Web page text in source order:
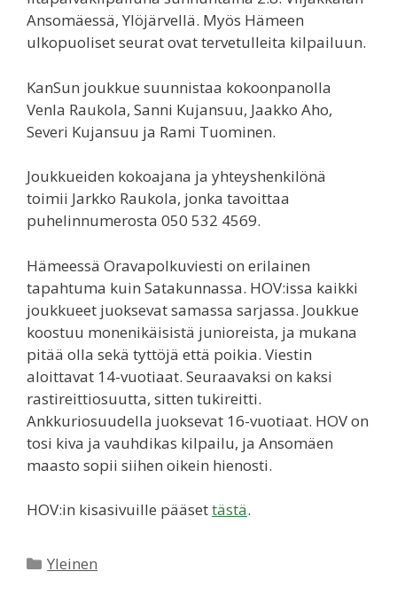
Ansomäessä, Ylöjärvellä. Myös Hämeen
ulkopuoliset seurat ovat tervetulleita kilpailuun.
KanSun joukkue suunnistaa kokoonpanolla
Venla Raukola, Sanni Kujansuu, Jaakko Aho,
Severi Kujansuu ja Rami Tuominen.
Joukkueiden kokoajana ja yhteyshenkilönä
toimii Jarkko Raukola, jonka tavoittaa
puhelinnumerosta 050 532 4569.
Hämeessä Oravapolkuviesti on erilainen
tapahtuma kuin Satakunnassa. HOV:issa kaikki
joukkueet juoksevat samassa sarjassa. Joukkue
koostuu monenikäisistä junioreista, ja mukana
pitää olla sekä tyttöjä että poikia. Viestin
aloittavat 14-vuotiaat. Seuraavaksi on kaksi
rastireittiosuutta, sitten tukireitti.
Ankkuriosuudella juoksevat 16-vuotiaat. HOV on
tosi kiva ja vauhdikas kilpailu, ja Ansomäen
maasto sopii siihen oikein hienosti.
HOV:in kisasivuille pääsettästä.
Kategoriat
Yleinen